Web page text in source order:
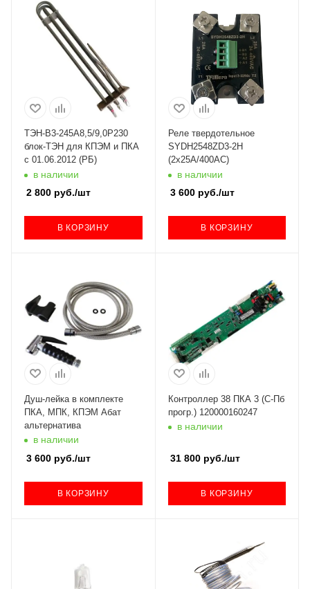
ТЭН-В3-245А8,5/9,0Р230
блок-ТЭН для КПЭМ и ПКА
с 01.06.2012 (РБ)
в наличии
2 800 руб./шт
В КОРЗИНУ
Реле твердотельное
SYDH2548ZD3-2Н
(2х25A/400AC)
в наличии
3 600руб./шт
В КОРЗИНУ
Душ-лейка в комплекте
ПКА, МПК, КПЭМ Абат
альтернатива
в наличии
3 600 руб./шт
В КОРЗИНУ
Контроллер 38 ПКА 3 (С-Пб
прогр.) 120000160247
в наличии
31 800руб./шт
В КОРЗИНУ